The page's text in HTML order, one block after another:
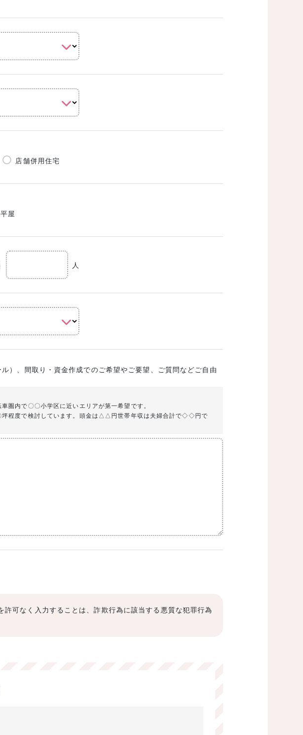
店舗併用住宅
平屋
人
）、間取り・資金作成でのご希望やご要望、ご質問などご自由
圏内で〇〇小学区に近いエリアが第一希望です。
坪程度で検討しています。頭金は△△円世帯年収は夫婦合計で◇◇円で
可なく入力することは、詐欺行為に該当する悪質な犯罪行為